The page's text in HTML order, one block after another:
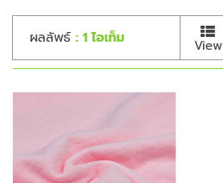
ผลลัพธ์ : 1 ไอเท็ม View